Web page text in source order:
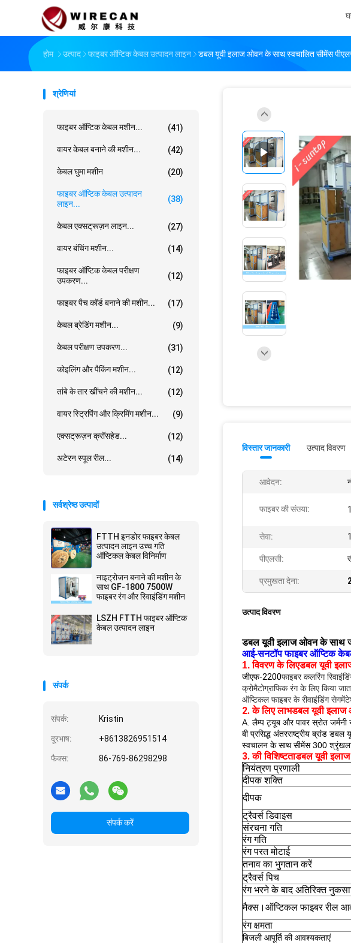
होम उत्पाद फाइबर ऑप्टिक केबल उत्पादन लाइन डबल यूवी इलाज ओवन के साथ स्वचालित सीमेंस
श्रेणियां
फाइबर ऑप्टिक केबल मशीन... (41)
वायर केबल बनाने की मशीन... (42)
केबल घुमा मशीन (20)
फाइबर ऑप्टिक केबल उत्पादन
लाइन...
(38)
केबल एक्सट्रूज़न लाइन... (27)
वायर बंचिंग मशीन... (14)
फाइबर ऑप्टिक केबल परीक्षण
उपकरण...
(12)
फाइबर पैच कॉर्ड बनाने की मशीन... (17)
केबल ब्रेडिंग मशीन... (9)
केबल परीक्षण उपकरण... (31)
कोइलिंग और पैकिंग मशीन... (12)
तांबे के तार खींचने की मशीन... (12)
वायर स्ट्रिपिंग और क्रिमिंग मशीन... (9)
एक्सट्रूज़न क्रॉसहेड... (12)
अटेरन स्पूल रील... (14)
सर्वश्रेष्ठ उत्पादों
FTTH इनडोर फाइबर केबल
उत्पादन लाइन उच्च गति
ऑप्टिकल केबल विनिर्माण
नाइट्रोजन बनाने की मशीन के
साथ GF-1800 7500W
फाइबर रंग और रिवाइंडिंग मशीन
LSZH FTTH फाइबर ऑप्टिक
केबल उत्पादन लाइन
संपर्क
संपर्क: Kristin
दूरभाष: +8613826951514
फैक्स: 86-769-86298298
संपर्क करें
विस्तार जानकारी उत्पाद विवरण
आवेदन:
फाइबर की संख्या: 1
सेवा:
पीएलसी:
प्रमुखता देना:
उत्पाद विवरण
डबल यूवी इलाज ओवन के साथ
आई-सनटॉप फाइबर ऑप्टिक
1. विवरण के लिएडबल यूवी
जीएफ-2200फाइबर कलरिंग
क्रोमैटोग्राफिक रंग के लिए किया
ऑप्टिकल फाइबर के रीवाइंडिंग
2. के लिए लाभडबल यूवी इलाज
A. लैम्प ट्यूब और पावर स्रोत
बी प्रसिद्ध अंतरराष्ट्रीय ब्रांड
स्वचालन के साथ सीमेंस 300 श्रृंखला
3. की ​​विशिष्टताडबल यूवी
नियंत्रण प्रणाली
दीपक शक्ति
दीपक
ट्रैवर्स डिवाइस
संरचना गति
रंग गति
रंग परत मोटाई
तनाव का भुगतान करें
ट्रैवर्स पिच
रंग भरने के बाद अतिरिक्त
मैक्स।ऑप्टिकल फाइबर रील
रंग क्षमता
बिजली आपूर्ति की आवश्यकताएं